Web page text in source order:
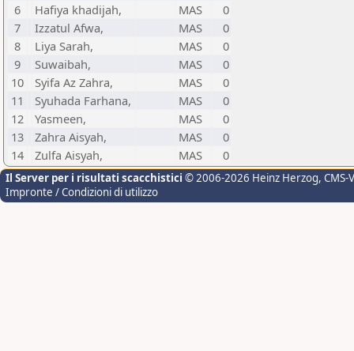
6
Hafiya khadijah, MAS
0
7
Izzatul Afwa, MAS
0
8
Liya Sarah, MAS
0
9
Suwaibah, MAS
0
10
Syifa Az Zahra, MAS
0
11
Syuhada Farhana, MAS
0
12
Yasmeen, MAS
0
13
Zahra Aisyah, MAS
0
14
Zulfa Aisyah, MAS 0
Il Server per i risultati scacchistici © 2006-2026 Heinz Herzog,
Impronte / Condizioni di utilizzo